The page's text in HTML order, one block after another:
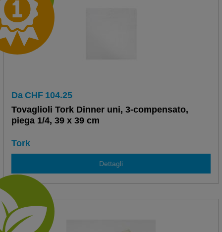
Da CHF 104.25
Tovaglioli Tork Dinner uni, 3-compensato,
piega 1/4, 39 x 39 cm
Tork
Dettagli